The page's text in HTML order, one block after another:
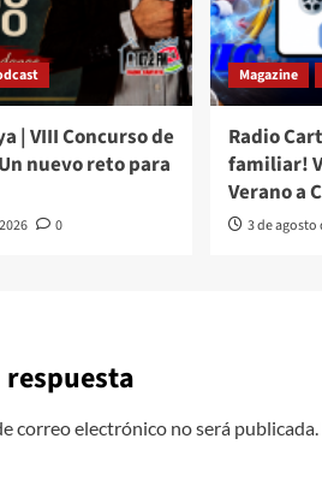
| VIII Concurso de
nuevo reto para
0
Magazine
Radio
familiar!
Verano a
3 de agosto
respuesta
correo electrónico no será publicada.